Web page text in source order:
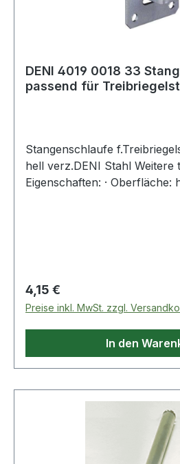
DENI 4019 0018 33
passend für
Stangenschlaufe
hell verz.DENI Stahl Weitere
Eigenschaften: · Oberfläche:
Regulärer Preis:
4,15 €
Preise inkl. MwSt. zzgl.
In den